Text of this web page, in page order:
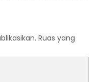
Ruas yang